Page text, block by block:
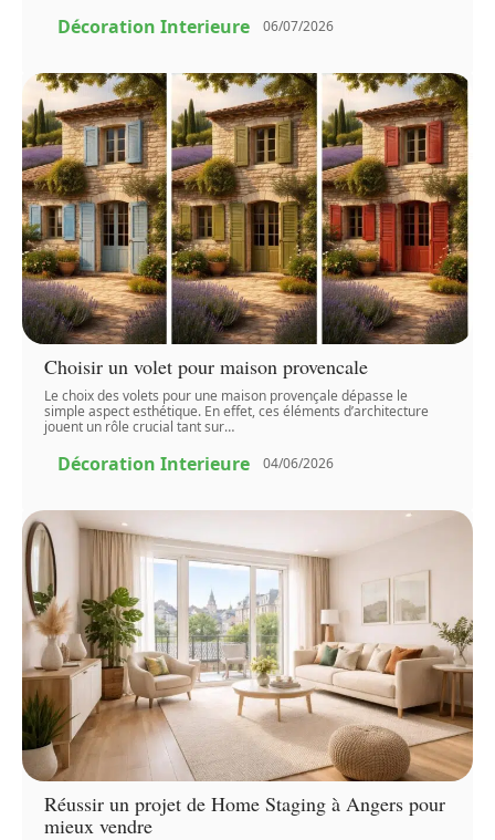
Décoration Interieure 06/07/2026
Choisir un volet pour maison provencale
Le choix des volets pour une maison provençale dépasse le
simple aspect esthétique. En effet, ces éléments d’architecture
jouent un rôle crucial tant sur…
Décoration Interieure 04/06/2026
Réussir un projet de Home Staging à Angers pour
mieux vendre